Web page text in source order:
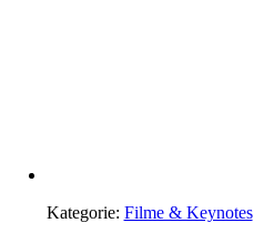
Kategorie: Filme & Keynotes